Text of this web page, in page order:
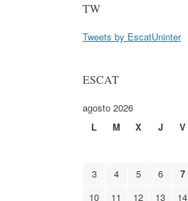
TW
Tweets by EscatUninter
ESCAT
agosto 2026
L
M X J V
3
4 5 6 7
10
11 12 13 14